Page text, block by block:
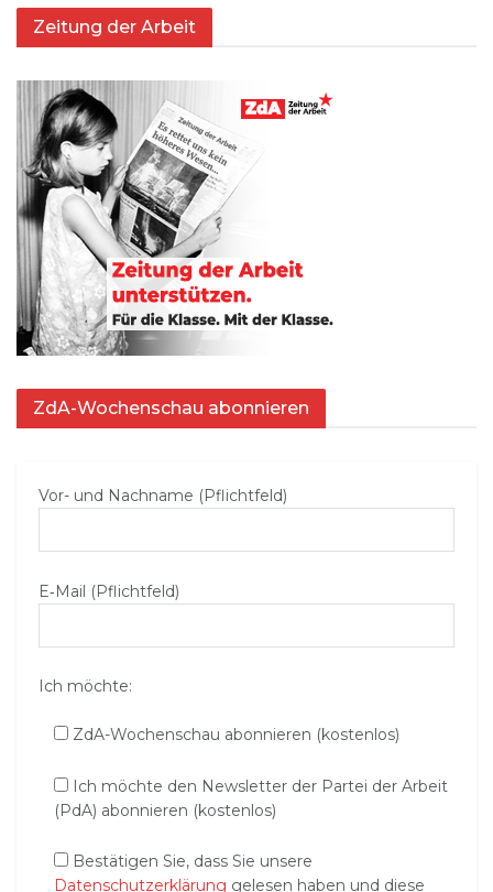
Zeitung der Arbeit
ZdA-Wochenschau abonnieren
Vor- und Nachname (Pflichtfeld)
E‑Mail (Pflichtfeld)
Ich möchte:
ZdA-Wochenschau abonnieren (kostenlos)
Ich möchte den Newsletter der Partei der Arbeit
(PdA) abonnieren (kostenlos)
Bestätigen Sie, dass Sie unsere
Datenschutzerklärung gelesen haben und diese